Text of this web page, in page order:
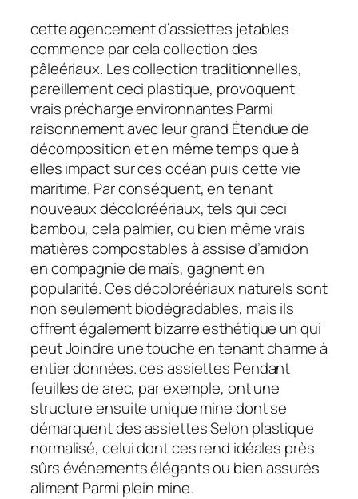
cette agencement d’assiettes jetables
commence par cela collection des
pâleériaux. Les collection traditionnelles,
pareillement ceci plastique, provoquent
vrais précharge environnantes Parmi
raisonnement avec leur grand Étendue de
décomposition et en même temps que à
elles impact sur ces océan puis cette vie
maritime. Par conséquent, en tenant
nouveaux décoloréériaux, tels qui ceci
bambou, cela palmier, ou bien même vrais
matières compostables à assise d’amidon
en compagnie de maïs, gagnent en
popularité. Ces décoloréériaux naturels sont
non seulement biodégradables, mais ils
offrent également bizarre esthétique un qui
peut Joindre une touche en tenant charme à
entier données. ces assiettes Pendant
feuilles de arec, par exemple, ont une
structure ensuite unique mine dont se
démarquent des assiettes Selon plastique
normalisé, celui dont ces rend idéales près
sûrs événements élégants ou bien assurés
aliment Parmi plein mine.